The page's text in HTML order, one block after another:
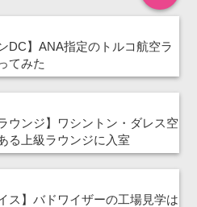
DC】ANA指定のトルコ航空ラ
てみた
ウンジ】ワシントン・ダレス空
る上級ラウンジに入室
ス】バドワイザーの工場見学は